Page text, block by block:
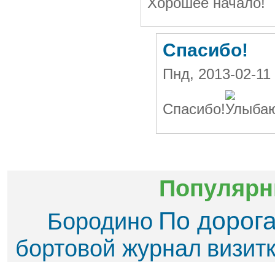
Спасибо!
Пнд, 2013-02-
Спасибо!
Бородино По
бортовой журнал